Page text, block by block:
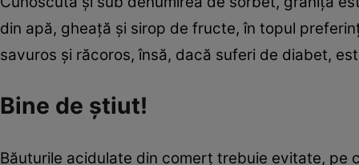
din apă, gheaţă şi sirop de fructe, în topul
savuros şi răcoros, însă, dacă suferi de diabet,
Bine de ştiut!
Băuturile acidulate din comerţ trebuie evitate, pe